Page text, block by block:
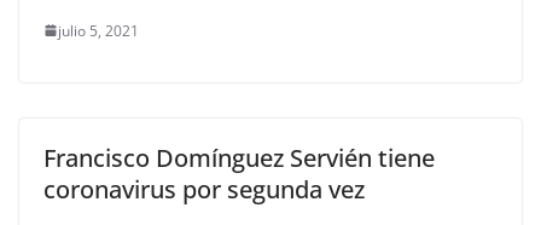
julio 5, 2021
Francisco Domínguez Servién tiene
coronavirus por segunda vez